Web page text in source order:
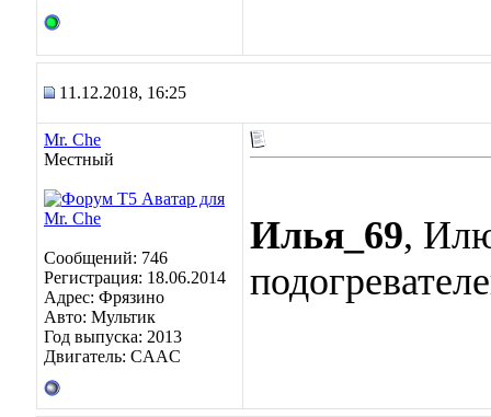
11.12.2018, 16:25
Mr. Che
Местный
Сообщений: 746
Регистрация: 18.06.2014
Адрес: Фрязино
Авто: Мультик
Год выпуска: 2013
Двигатель: CAAC
Илья_69,